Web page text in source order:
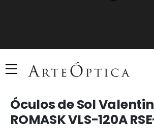
Óculos de Sol
ROMASK VLS-120A